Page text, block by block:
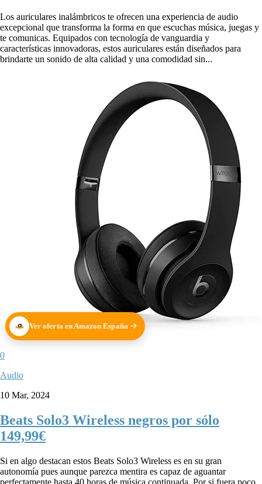
Los auriculares inalámbricos te ofrecen una experiencia de audio
excepcional que transforma la forma en que escuchas música, juegas y
te comunicas. Equipados con tecnología de vanguardia y
características innovadoras, estos auriculares están diseñados para
brindarte un sonido de alta calidad y una comodidad sin...
Ver oferta en Amazon España
0
Audio
10 Mar, 2024
Beats Solo3 Wireless negros por sólo
149,99€
Si en algo destacan estos Beats Solo3 Wireless es en su gran
autonomía pues aunque parezca mentira es capaz de aguantar
perfectamente hasta 40 horas de música continuada. Por si fuera poco